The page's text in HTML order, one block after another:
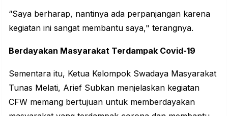
“Saya berharap, nantinya ada perpanjangan karena
kegiatan ini sangat membantu saya," terangnya.
Berdayakan Masyarakat Terdampak Covid-19
Sementara itu, Ketua Kelompok Swadaya Masyarakat
Tunas Melati, Arief Subkan menjelaskan kegiatan
CFW memang bertujuan untuk memberdayakan